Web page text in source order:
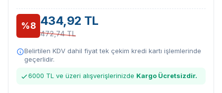
%8 434,92 TL
472,74 TL
Belirtilen KDV dahil fiyat tek çekim kredi kartı işlemlerinde
geçerlidir.
6000 TL ve üzeri alışverişlerinizde Kargo Ücretsizdir.